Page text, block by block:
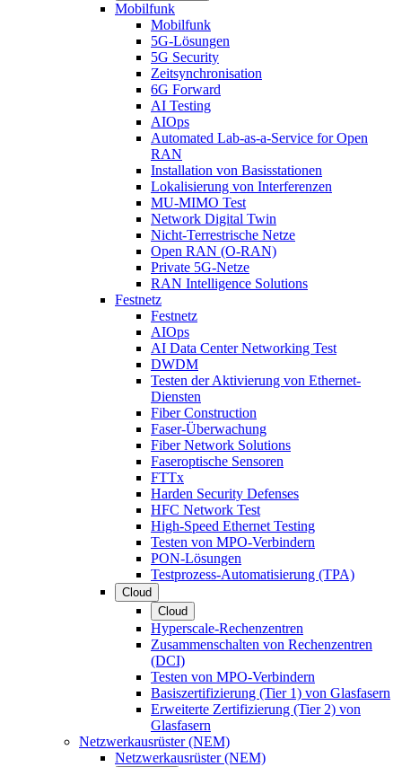
Mobilfunk
Mobilfunk
5G-Lösungen
5G Security
Zeitsynchronisation
6G Forward
AI Testing
AIOps
Automated Lab-as-a-Service for Open
RAN
Installation von Basisstationen
Lokalisierung von Interferenzen
MU-MIMO Test
Network Digital Twin
Nicht-Terrestrische Netze
Open RAN (O-RAN)
Private 5G-Netze
RAN Intelligence Solutions
Festnetz
Festnetz
AIOps
AI Data Center Networking Test
DWDM
Testen der Aktivierung von Ethernet-
Diensten
Fiber Construction
Faser-Überwachung
Fiber Network Solutions
Faseroptische Sensoren
FTTx
Harden Security Defenses
HFC Network Test
High-Speed Ethernet Testing
Testen von MPO-Verbindern
PON-Lösungen
Testprozess-Automatisierung (TPA)
Cloud
Cloud
Hyperscale-Rechenzentren
Zusammenschalten von Rechenzentren
(DCI)
Testen von MPO-Verbindern
Basiszertifizierung (Tier 1) von Glasfasern
Erweiterte Zertifizierung (Tier 2) von
Glasfasern
Netzwerkausrüster (NEM)
Netzwerkausrüster (NEM)